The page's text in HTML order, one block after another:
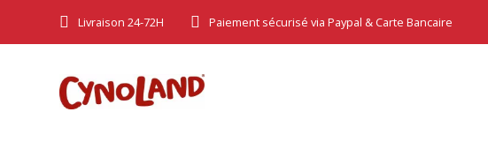
Livraison 24-72H Paiement sécurisé via Paypal & Carte Bancaire